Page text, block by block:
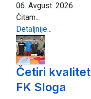
06. Avgust. 2026.
Čitam...
Detaljnije...
Četiri
FK Sloga